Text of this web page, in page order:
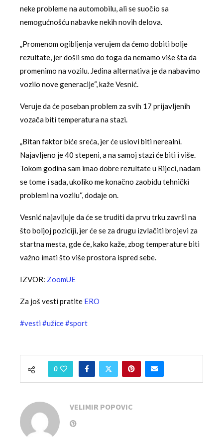
neke probleme na automobilu, ali se suočio sa
nemogućnošću nabavke nekih novih delova.
„Promenom ogibljenja verujem da ćemo dobiti bolje
rezultate, jer došli smo do toga da nemamo više šta da
promenimo na vozilu. Jedina alternativa je da nabavimo
vozilo nove generacije“, kaže Vesnić.
Veruje da će poseban problem za svih 17 prijavljenih
vozača biti temperatura na stazi.
„Bitan faktor biće sreća, jer će uslovi biti nerealni.
Najavljeno je 40 stepeni, a na samoj stazi će biti i više.
Tokom godina sam imao dobre rezultate u Rijeci, nadam
se tome i sada, ukoliko me konačno zaobiđu tehnički
problemi na vozilu“, dodaje on.
Vesnić najavljuje da će se truditi da prvu trku završi na
što boljoj poziciji, jer će se za drugu izvlačiti brojevi za
startna mesta, gde će, kako kaže, zbog temperature biti
važno imati što više prostora ispred sebe.
IZVOR: ZoomUE
Za još vesti pratite ERO
#vesti #užice#sport
0
VELIMIR POPOVIC